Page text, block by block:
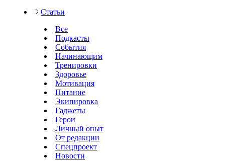
Статьи
Все
Подкасты
События
Начинающим
Тренировки
Здоровье
Мотивация
Питание
Экипировка
Гаджеты
Герои
Личный опыт
От редакции
Спецпроект
Новости